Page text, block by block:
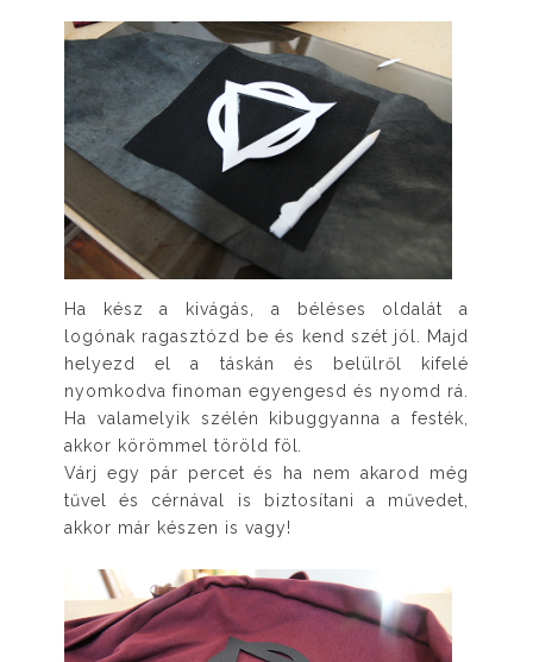
Ha kész a kivágás, a béléses oldalát a
logónak ragasztózd be és kend szét jól. Majd
helyezd el a táskán és belülről kifelé
nyomkodva finoman egyengesd és nyomd rá.
Ha valamelyik szélén kibuggyanna a festék,
akkor körömmel töröld föl.
Várj egy pár percet és ha nem akarod még
tűvel és cérnával is biztosítani a művedet,
akkor már készen is vagy!